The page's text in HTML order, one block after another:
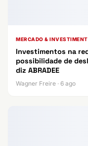
MERCADO &
Investimentos na
possibilidade de
diz ABRADEE
Wagner Freire · 6 ago